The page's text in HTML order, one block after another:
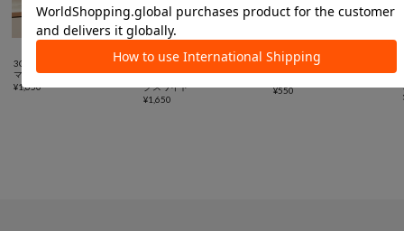

3COINS
マルチクリアボックス棚付き
¥1,650

3COINS
《2WAY》マルチクリアボッ
クスワイド
¥1,650
SALE 
3COINS
¥550